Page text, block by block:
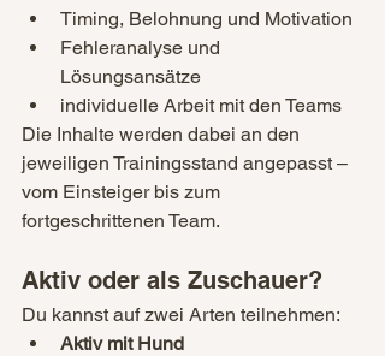
Timing, Belohnung und Motivation
Fehleranalyse und
Lösungsansätze
individuelle Arbeit mit den Teams
Die Inhalte werden dabei an den
jeweiligen Trainingsstand angepasst –
vom Einsteiger bis zum
fortgeschrittenen Team.
Aktiv oder als Zuschauer?
Du kannst auf zwei Arten teilnehmen:
Aktiv mit Hund